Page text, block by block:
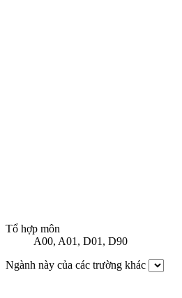
Tổ hợp môn
A00, A01, D01, D90
Ngành này của các trường khác